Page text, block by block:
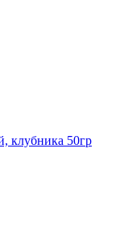
клубника 50гр